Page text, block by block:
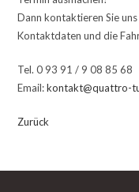
Dann kontaktieren Sie
Kontaktdaten und die
Tel. 0 93 91 / 9 08 85 68
Email:kontakt@quattro-
Zurück